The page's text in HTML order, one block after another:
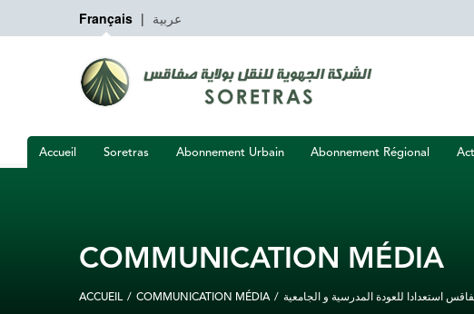
Français | عربية
Accueil Soretras Abonnement Urbain Abonnement Régional
COMMUNICATION MÉDIA
ACCUEIL / COMMUNICATION MÉDIA / استعدادا للعودة المدرسية و الجامعية